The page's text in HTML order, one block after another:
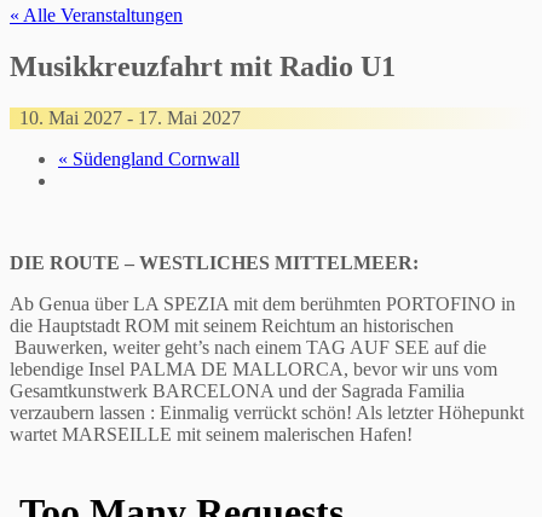
« Alle Veranstaltungen
Musikkreuzfahrt mit Radio U1
10. Mai 2027 - 17. Mai 2027
« Südengland Cornwall
DIE ROUTE – WESTLICHES MITTELMEER:
Ab Genua über LA SPEZIA mit dem berühmten PORTOFINO in
die Hauptstadt ROM mit seinem Reichtum an historischen
Bauwerken, weiter geht’s nach einem TAG AUF SEE auf die
lebendige Insel PALMA DE MALLORCA, bevor wir uns vom
Gesamtkunstwerk BARCELONA und der Sagrada Familia
verzaubern lassen : Einmalig verrückt schön! Als letzter Höhepunkt
wartet MARSEILLE mit seinem malerischen Hafen!